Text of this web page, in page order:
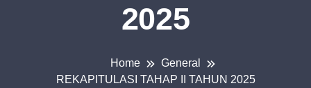
2025
Home
General
REKAPITULASI TAHAP II TAHUN 2025